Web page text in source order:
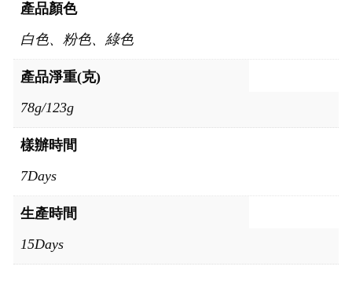
產品顏色
白色、粉色、綠色
產品淨重(克)
78g/123g
樣辦時間
7Days
生產時間
15Days